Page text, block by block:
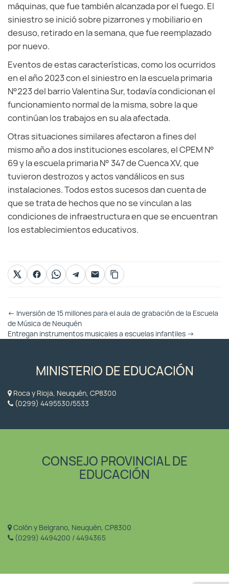
máquinas, que fue también alcanzada por el fuego. El
siniestro se inició sobre pizarrones y mobiliario en
desuso, retirado en la semana, que fue reemplazado
por nuevo.
Eventos de estas características, como los ocurridos
en el año 2023 con el siniestro en la escuela primaria
N°223 del barrio Valentina Sur, todavía condicionan el
funcionamiento normal de la misma, sobre la que
continúan los trabajos en su ala afectada.
Otras situaciones similares afectaron a fines del
mismo año a dos instituciones escolares, el CPEM N°
69 y la escuela primaria N° 347 de Cuenca XV, que
tuvieron destrozos y actos vandálicos en sus
instalaciones. Todos estos sucesos dan cuenta de
que se trata de hechos que no se vinculan a las
condiciones de infraestructura en que se encuentran
los establecimientos educativos.
Otras
Entradas
← Inversión de 15 millones para el aula de grabación de la Escuela
de Música de Neuquén
Entregan instrumentos musicales a escuelas infantiles →
MINISTERIO DE EDUCACIÓN
Roca y Rioja, Neuquén, CP8300
(0299) 4495530/5533
CONSEJO PROVINCIAL DE
EDUCACIÓN
Colón y Belgrano, Neuquén, CP8300
(0299) 4494200 / 4494365